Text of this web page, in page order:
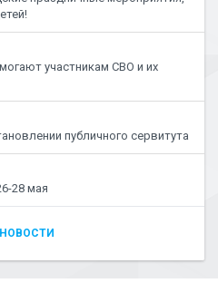
участникам СВО и их
публичного сервитута
28 мая